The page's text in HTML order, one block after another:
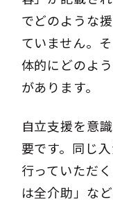
でどのような
ていません。
体的にどのよ
があります。
自立支援を意
要です。同じ
行っていただ
は全介助」な